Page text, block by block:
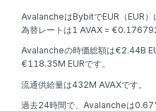
AvalancheはBybitでEUR（EUR
為替レートは1 AVAX =
Avalancheの時価総額は€2.44B
€118.35M EURです。
流通供給量は432M AVAXです。
過去24時間で、Avalancheは